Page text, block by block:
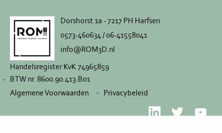
Dorshorst 1a - 7217 PH Harfsen
0573-460634 / 06-41558041
info@ROM3D.nl
Handelsregister KvK 74965859
BTW nr. 8600.90.413.B01
Algemene Voorwaarden
Privacybeleid